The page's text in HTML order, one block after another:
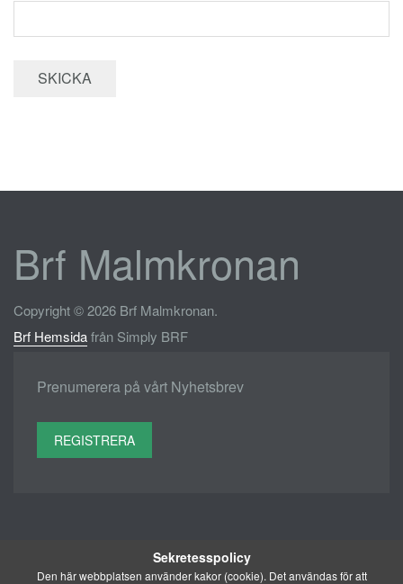
Brf Malmkronan
Copyright © 2026 Brf Malmkronan.
Brf Hemsidafrån Simply BRF
Prenumerera på vårt Nyhetsbrev
REGISTRERA
Sekretesspolicy
Den här webbplatsen använder kakor (cookie). Det användas för att